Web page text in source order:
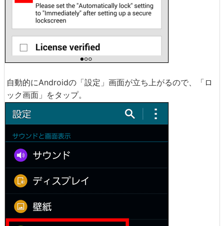
自動的にAndroidの「設定」画面が立ち上がるので、「ロ
ック画面」をタップ。